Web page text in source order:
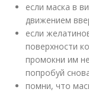
если маска в
движением
если
поверхности
промокни им
попробуй
помни, что